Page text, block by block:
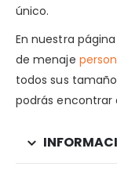
único.
En nuestra
de menaje
todos sus
podrás encontrar